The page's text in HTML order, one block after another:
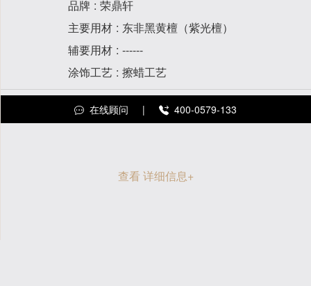
品牌
荣鼎轩
主要用材
东非黑黄檀（紫光檀）
辅要用材
------
涂饰工艺
擦蜡工艺
在线顾问 | 400-0579-133
查看 详细信息+